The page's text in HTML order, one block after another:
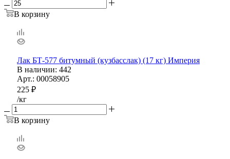
В корзину
Лак БТ-577 битумный (кузбасслак) (17 кг) Империя
В наличии: 442
Арт.: 00058905
225 ₽
/кг
В корзину